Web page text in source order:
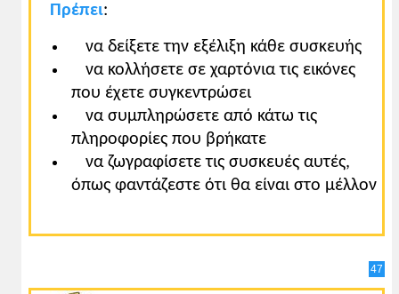
Πρέπει:
να δείξετε την εξέλιξη κάθε συσκευής
να κολλήσετε σε χαρτόνια τις εικόνες
που έχετε συγκεντρώσει
να συμπληρώσετε από κάτω τις
πληροφορίες που βρήκατε
να ζωγραφίσετε τις συσκευές αυτές,
όπως φαντάζεστε ότι θα είναι στο μέλλον
47